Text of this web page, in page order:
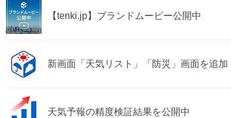
【tenki.jp】ブランドムービー公開中
新画面「天気リスト」「防災」画面を追加
天気予報の精度検証結果を公開中